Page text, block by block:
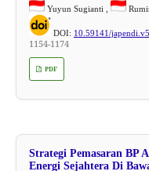
Yuyun Sugianti ,
DOI: 10.59141/
1154-1174
PDF
Strategi Pemasaran BP
Energi Sejahtera Di